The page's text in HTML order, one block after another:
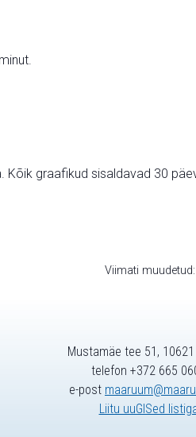
graafikud sisaldavad 30
Viimati
Mustamäe tee 51,
telefon +372 665
e-post
Liitu uuGISed